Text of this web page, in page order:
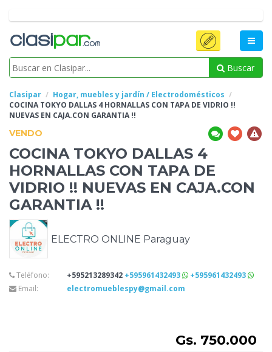
Buscar
Clasipar
Hogar, muebles y jardín / Electrodomésticos
COCINA TOKYO DALLAS 4 HORNALLAS CON TAPA DE VIDRIO !!
NUEVAS EN CAJA.CON GARANTIA !!
VENDO
COCINA TOKYO DALLAS 4
HORNALLAS CON TAPA DE
VIDRIO !! NUEVAS EN CAJA.CON
GARANTIA !!
ELECTRO ONLINE Paraguay
Teléfono: +595213289342 +595961432493
+595961432493
Email:
electromueblespy@gmail.com
Gs. 750.000